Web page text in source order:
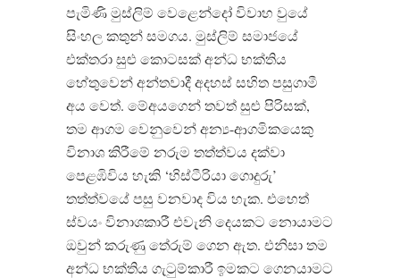
පැමිණි මුස්ලිම් වෙළෙන්දෝ විවාහ වුයේ
සිංහල කතුන් සමගය. මුස්ලිම් සමාජයේ
එක්තරා සුළු කොටසක් අන්ධ භක්තිය
හේතුවෙන් අන්තවාදී අදහස් සහිත පසුගාමී
අය වෙත්. මේඅයගෙන් තවත් සුළු පිරිසක්,
තම ආගම වෙනුවෙන් අන්‍ය-ආගමිකයෙකු
විනාශ කිරීමේ නරුම තත්ත්වය දක්වා
පෙළඹිවිය හැකි ‘හිස්ටීරියා ගොදුරු’
තත්ත්වයේ පසු වනවාද විය හැක. එහෙත්
ස්වයං විනාශකාරී එවැනි දෙයකට නොයාමට
ඔවුන් කරුණු තේරුම් ගෙන ඇත. එනිසා තම
අන්ධ භක්තිය ගැටුම්කාරී ඉමකට ගෙනයාමට